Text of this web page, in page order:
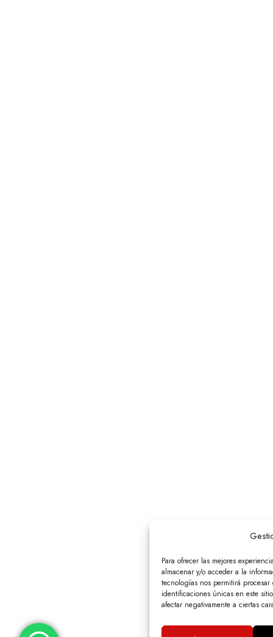
Para ofrecer las mejores
almacenar y/o acceder a la
tecnologías nos permitirá
identificaciones únicas en este
afectar negativamente a ciertas